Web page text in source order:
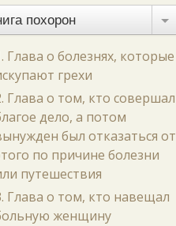
похорон
Глава о болезнях, которые
грехи
Глава о том, кто совершал
дело, а потом
был отказаться от
по причине болезни
путешествия
Глава о том, кто навещал
женщину